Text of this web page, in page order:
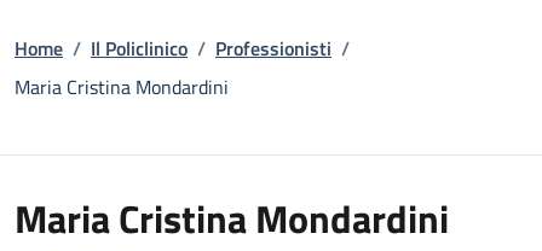
Briciole di pane
Home / Il Policlinico / Professionisti /
Maria Cristina Mondardini
Maria Cristina Mondardini